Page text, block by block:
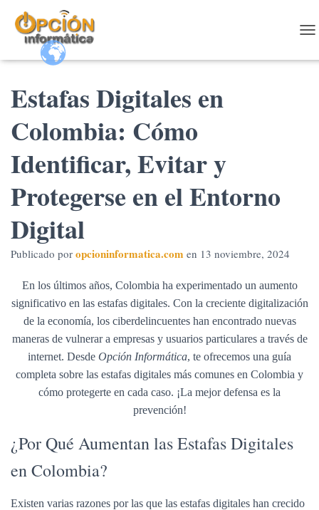
N
Estafas Digitales en
Colombia: Cómo
Identificar, Evitar y
Protegerse en el Entorno
Digital
Publicado por opcioninformatica.com en 13 noviembre, 2024
En los últimos años, Colombia ha experimentado un aumento
significativo en las estafas digitales. Con la creciente digitalización
de la economía, los ciberdelincuentes han encontrado nuevas
maneras de vulnerar a empresas y usuarios particulares a través de
internet. Desde Opción Informática, te ofrecemos una guía
completa sobre las estafas digitales más comunes en Colombia y
cómo protegerte en cada caso. ¡La mejor defensa es la
prevención!
¿Por Qué Aumentan las Estafas Digitales
en Colombia?
Existen varias razones por las que las estafas digitales han crecido